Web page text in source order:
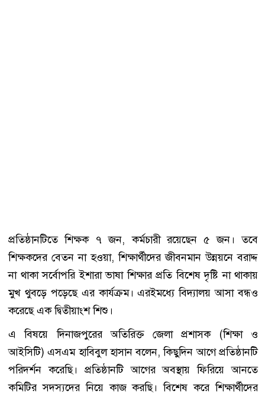
প্রতিষ্ঠানটিতে শিক্ষক ৭ জন, কর্মচারী রয়েছেন ৫ জন। তবে
শিক্ষকদের বেতন না হওয়া, শিক্ষার্থীদের জীবনমান উন্নয়নে বরাদ্দ
না থাকা সর্বোপরি ইশারা ভাষা শিক্ষার প্রতি বিশেষ দৃষ্টি না থাকায়
মুখ থুবড়ে পড়েছে এর কার্যক্রম। এরইমধ্যে বিদ্যালয় আসা বন্ধও
করেছে এক দ্বিতীয়াংশ শিশু।
এ বিষয়ে দিনাজপুরের অতিরিক্ত জেলা প্রশাসক (শিক্ষা ও
আইসিটি) এসএম হাবিবুল হাসান বলেন, কিছুদিন আগে প্রতিষ্ঠানটি
পরিদর্শন করেছি। প্রতিষ্ঠানটি আগের অবস্থায় ফিরিয়ে আনতে
কমিটির সদস্যদের নিয়ে কাজ করছি। বিশেষ করে শিক্ষার্থীদের